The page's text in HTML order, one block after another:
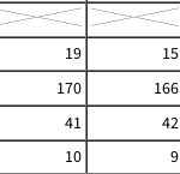
19 15
170 166
41 42
10 9